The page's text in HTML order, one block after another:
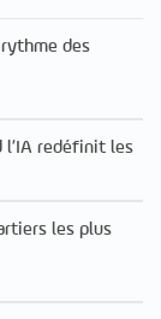
des
l’IA redéfinit les
les plus